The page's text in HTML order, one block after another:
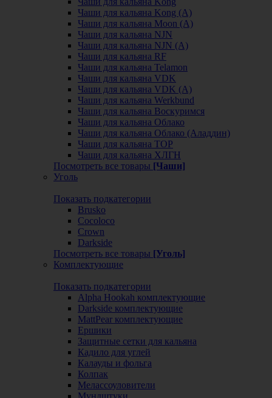
Чаши для кальяна Kong (A)
Чаши для кальяна Moon (А)
Чаши для кальяна NJN
Чаши для кальяна NJN (А)
Чаши для кальяна RF
Чаши для кальяна Telamon
Чаши для кальяна VDK
Чаши для кальяна VDK (А)
Чаши для кальяна Werkbund
Чаши для кальяна Воскуримся
Чаши для кальяна Облако
Чаши для кальяна Облако (Аладдин)
Чаши для кальяна ТОР
Чаши для кальяна ХЛГН
Посмотреть все товары [Чаши]
Уголь
Показать подкатегории
Brusko
Cocoloco
Crown
Darkside
Посмотреть все товары [Уголь]
Комплектующие
Показать подкатегории
Alpha Hookah комплектующие
Darkside комплектующие
MattPear комплектующие
Ершики
Защитные сетки для кальяна
Кадило для углей
Калауды и фольга
Колпак
Мелассоуловители
Мундштуки